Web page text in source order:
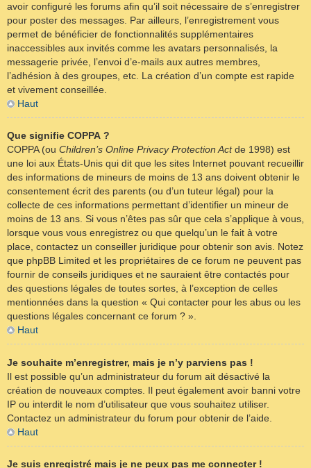
avoir configuré les forums afin qu’il soit nécessaire de s’enregistrer
pour poster des messages. Par ailleurs, l’enregistrement vous
permet de bénéficier de fonctionnalités supplémentaires
inaccessibles aux invités comme les avatars personnalisés, la
messagerie privée, l’envoi d’e-mails aux autres membres,
l’adhésion à des groupes, etc. La création d’un compte est rapide
et vivement conseillée.
Haut
Que signifie COPPA ?
COPPA (ou Children’s Online Privacy Protection Actde 1998) est
une loi aux États-Unis qui dit que les sites Internet pouvant recueillir
des informations de mineurs de moins de 13 ans doivent obtenir le
consentement écrit des parents (ou d’un tuteur légal) pour la
collecte de ces informations permettant d’identifier un mineur de
moins de 13 ans. Si vous n’êtes pas sûr que cela s’applique à vous,
lorsque vous vous enregistrez ou que quelqu’un le fait à votre
place, contactez un conseiller juridique pour obtenir son avis. Notez
que phpBB Limited et les propriétaires de ce forum ne peuvent pas
fournir de conseils juridiques et ne sauraient être contactés pour
des questions légales de toutes sortes, à l’exception de celles
mentionnées dans la question « Qui contacter pour les abus ou les
questions légales concernant ce forum ? ».
Haut
Je souhaite m’enregistrer, mais je n’y parviens pas !
Il est possible qu’un administrateur du forum ait désactivé la
création de nouveaux comptes. Il peut également avoir banni votre
IP ou interdit le nom d’utilisateur que vous souhaitez utiliser.
Contactez un administrateur du forum pour obtenir de l’aide.
Haut
Je suis enregistré mais je ne peux pas me connecter !